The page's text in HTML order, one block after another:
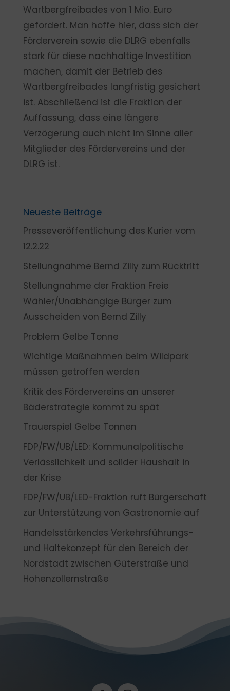
Wartbergfreibades von 1 Mio. Euro
gefordert. Man hoffe hier, dass sich der
Förderverein sowie die DLRG ebenfalls
stark für diese nachhaltige Investition
machen, damit der Betrieb des
Wartbergfreibades langfristig gesichert
ist. Abschließend ist die Fraktion der
Auffassung, dass eine längere
Verzögerung auch nicht im Sinne aller
Mitglieder des Fördervereins und der
DLRG ist.
Neueste Beiträge
Presseveröffentlichung des Kurier vom
12.2.22
Stellungnahme Bernd Zilly zum Rücktritt
Stellungnahme der Fraktion Freie
Wähler/Unabhängige Bürger zum
Ausscheiden von Bernd Zilly
Problem Gelbe Tonne
Wichtige Maßnahmen beim Wildpark
müssen getroffen werden
Kritik des Fördervereins an unserer
Bäderstrategie kommt zu spät
Trauerspiel Gelbe Tonnen
FDP/FW/UB/LED: Kommunalpolitische
Verlässlichkeit und solider Haushalt in
der Krise
FDP/FW/UB/LED-Fraktion ruft Bürgerschaft
zur Unterstützung von Gastronomie auf
Handelsstärkendes Verkehrsführungs-
und Haltekonzept für den Bereich der
Nordstadt zwischen Güterstraße und
Hohenzollernstraße